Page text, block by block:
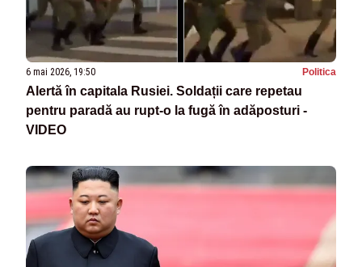
6 mai 2026, 19:50 Politica
Alertă în capitala Rusiei. Soldații care repetau
pentru paradă au rupt-o la fugă în adăposturi -
VIDEO